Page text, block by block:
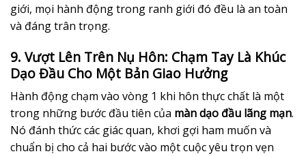
giới, mọi hành động trong ranh giới đó đều là an toàn
và đáng trân trọng.
9. Vượt Lên Trên Nụ Hôn: Chạm Tay Là Khúc
Dạo Đầu Cho Một Bản Giao Hưởng
Hành động chạm vào vòng 1 khi hôn thực chất là một
trong những bước đầu tiên của màn dạo đầu lãng mạn.
Nó đánh thức các giác quan, khơi gợi ham muốn và
chuẩn bị cho cả hai bước vào một cuộc yêu trọn vẹn